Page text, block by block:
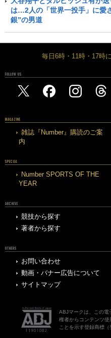
は…2人の「世界一投手」に愛
銀”の男道
毎日6時・11時・17時
FOLLOW US
MAGAZINE
雑誌『Number』購読のご案
内
SPECIAL
Number SPORTS OF THE
YEAR
ARCHIVE
競技から探す
著者から探す
OTHERS
お問い合わせ
動画・バナー広告について
サイトマップ
ABJマークは、この電
権者からコンテンツ
ことを示す登録商標